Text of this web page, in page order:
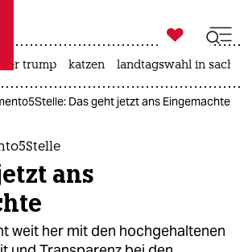
taz zahl ich
taz zahl ich

taz zahl ich
trump katzen landtagswahl in
Das geht jetzt ans Eingemachte
ans
weit her mit den hochgehaltenen